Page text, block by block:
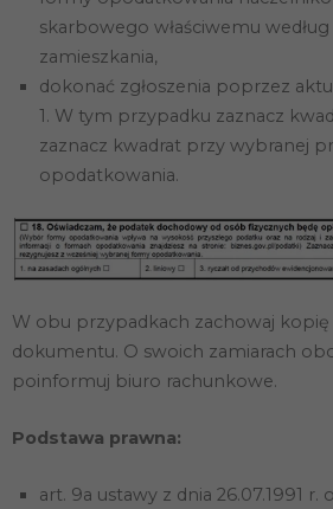
skarbowego właściwemu według
zamieszkania,
dokonać zgłoszenia poprzez
1. W tym przypadku zaznacz
zaznacz kwadrat przy wybranej
opodatkowania.
W obu przypadkach zachowaj kopię
dokumentu. O swoich zamiarach
poinformuj biuro rachunkowe.
Podstawa prawna:
art. 9a ustawy z dnia 26.07.1991 r.
Te
do
i